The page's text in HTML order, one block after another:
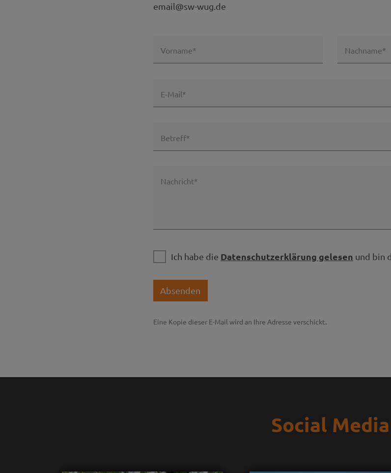
email@sw-wug.de
Vorname* Nachname*
E-Mail*
Betreff*
Nachricht*
Ich habe die Datenschutzerklärung gelesen und bin
Absenden
Eine Kopie dieser E-Mail wird an Ihre Adresse verschickt.
Social Media